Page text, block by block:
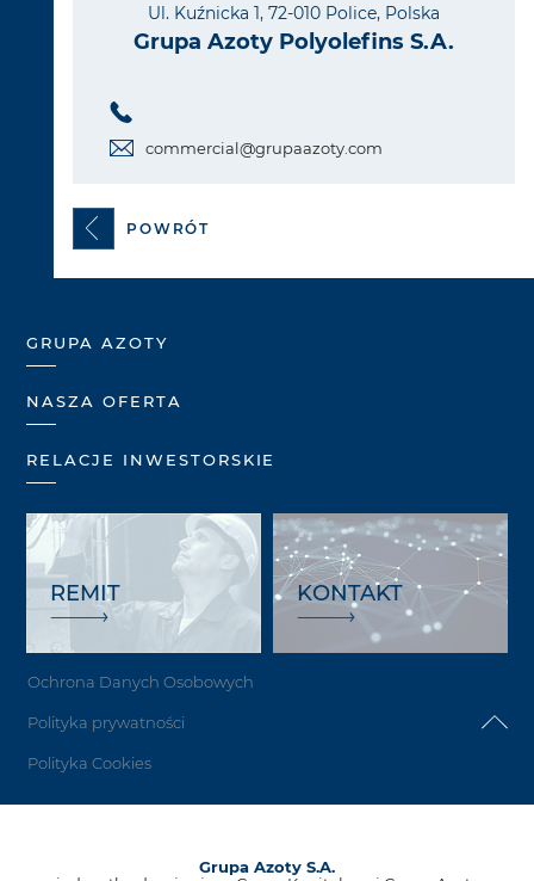
Ul. Kuźnicka 1, 72-010 Police, Polska
Grupa Azoty Polyolefins S.A.
commercial@grupaazoty.com
POWRÓT
GRUPA AZOTY
NASZA OFERTA
RELACJE INWESTORSKIE
REMIT KONTAKT
Ochrona Danych Osobowych
Polityka prywatności
Polityka Cookies
Grupa Azoty S.A.